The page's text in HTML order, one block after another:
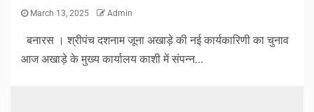
March 13, 2025 Admin
बनारस । श्रीपंच दशनाम जूना अखाड़े की नई कार्यकारिणी का चुनाव
आज अखाड़े के मुख्य कार्यालय काशी में संपन्न...